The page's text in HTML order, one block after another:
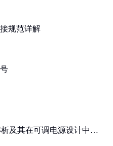
规范详解
及其在可调电源设计中的